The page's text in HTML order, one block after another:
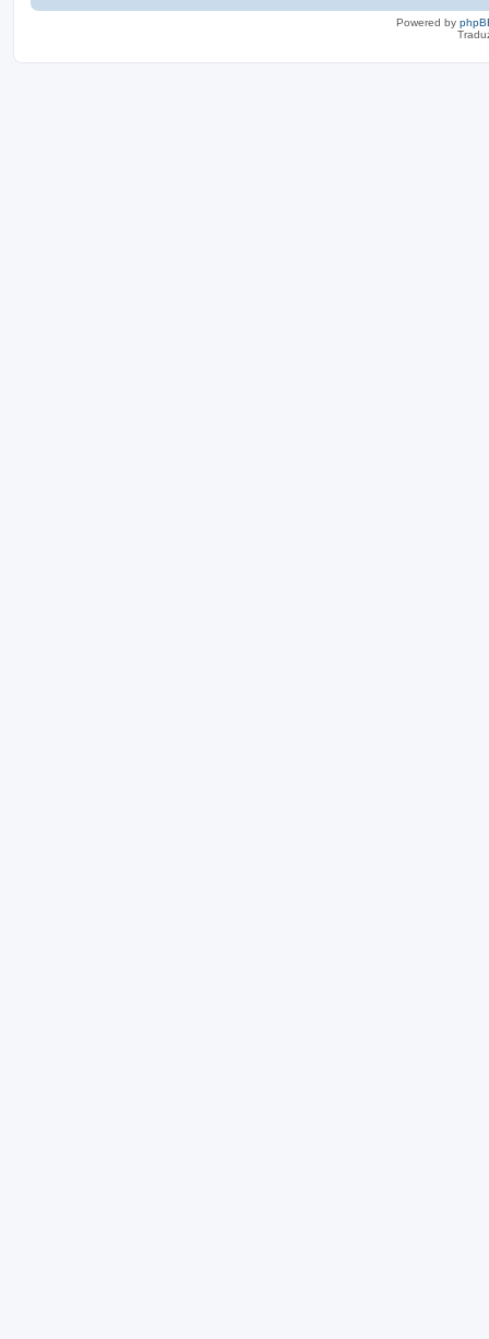
Powered by